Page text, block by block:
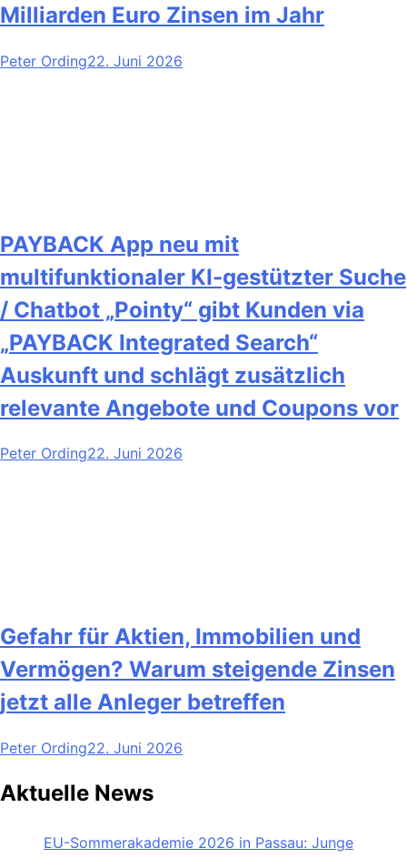
Milliarden Euro Zinsen im Jahr
Peter Ording22. Juni 2026
PAYBACK App neu mit
multifunktionaler KI-gestützter Suche
/ Chatbot „Pointy“ gibt Kunden via
„PAYBACK Integrated Search“
Auskunft und schlägt zusätzlich
relevante Angebote und Coupons vor
Peter Ording22. Juni 2026
Gefahr für Aktien, Immobilien und
Vermögen? Warum steigende Zinsen
jetzt alle Anleger betreffen
Peter Ording22. Juni 2026
Aktuelle News
EU-Sommerakademie 2026 in Passau: Junge